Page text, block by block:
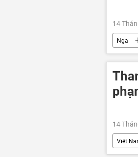
14
Nga
14
Việt